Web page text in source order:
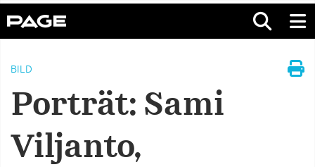
BILD
Porträt: Sami
Viljanto,